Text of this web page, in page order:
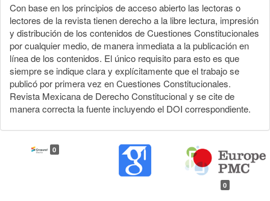
Con base en los principios de acceso abierto las lectoras o
lectores de la revista tienen derecho a la libre lectura, impresión
y distribución de los contenidos de Cuestiones Constitucionales
por cualquier medio, de manera inmediata a la publicación en
línea de los contenidos. El único requisito para esto es que
siempre se indique clara y explícitamente que el trabajo se
publicó por primera vez en Cuestiones Constitucionales.
Revista Mexicana de Derecho Constitucional y se cite de
manera correcta la fuente incluyendo el DOI correspondiente.
0
0